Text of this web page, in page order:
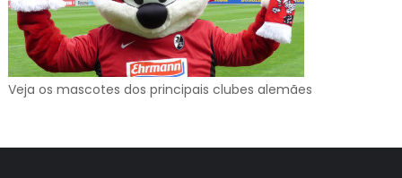
Veja os mascotes dos principais clubes alemães